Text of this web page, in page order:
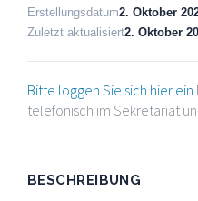
Erstellungsdatum2. Oktober
Zuletzt aktualisiert2. Oktober
Bitte loggen Sie sich hier ein
telefonisch im Sekretariat
BESCHREIBUNG